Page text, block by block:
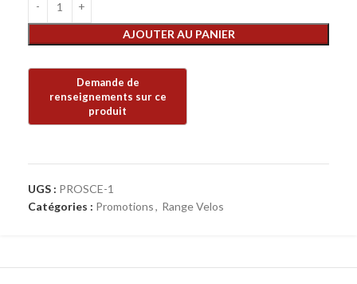
AJOUTER AU PANIER
UGS : PROSCE-1
Catégories : Promotions, Range Velos